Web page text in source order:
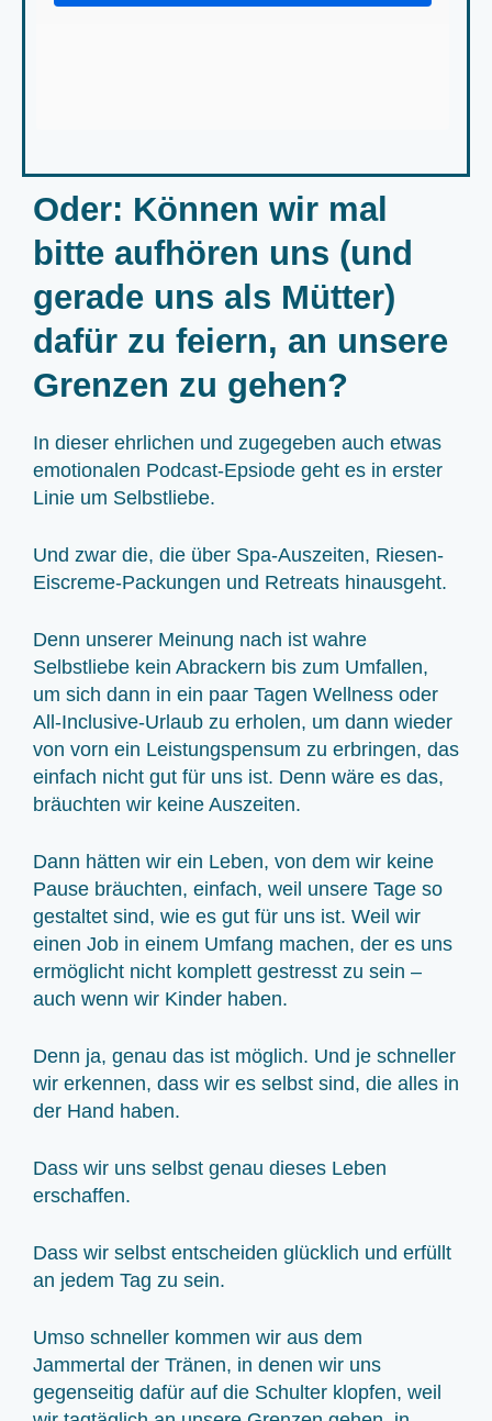
Oder: Können wir mal
bitte aufhören uns (und
gerade uns als Mütter)
dafür zu feiern, an unsere
Grenzen zu gehen?
In dieser ehrlichen und zugegeben auch etwas
emotionalen Podcast-Epsiode geht es in erster
Linie um Selbstliebe.
Und zwar die, die über Spa-Auszeiten, Riesen-
Eiscreme-Packungen und Retreats hinausgeht.
Denn unserer Meinung nach ist wahre
Selbstliebe kein Abrackern bis zum Umfallen,
um sich dann in ein paar Tagen Wellness oder
All-Inclusive-Urlaub zu erholen, um dann wieder
von vorn ein Leistungspensum zu erbringen, das
einfach nicht gut für uns ist. Denn wäre es das,
bräuchten wir keine Auszeiten.
Dann hätten wir ein Leben, von dem wir keine
Pause bräuchten, einfach, weil unsere Tage so
gestaltet sind, wie es gut für uns ist. Weil wir
einen Job in einem Umfang machen, der es uns
ermöglicht nicht komplett gestresst zu sein –
auch wenn wir Kinder haben.
Denn ja, genau das ist möglich. Und je schneller
wir erkennen, dass wir es selbst sind, die alles in
der Hand haben.
Dass wir uns selbst genau dieses Leben
erschaffen.
Dass wir selbst entscheiden glücklich und erfüllt
an jedem Tag zu sein.
Umso schneller kommen wir aus dem
Jammertal der Tränen, in denen wir uns
gegenseitig dafür auf die Schulter klopfen, weil